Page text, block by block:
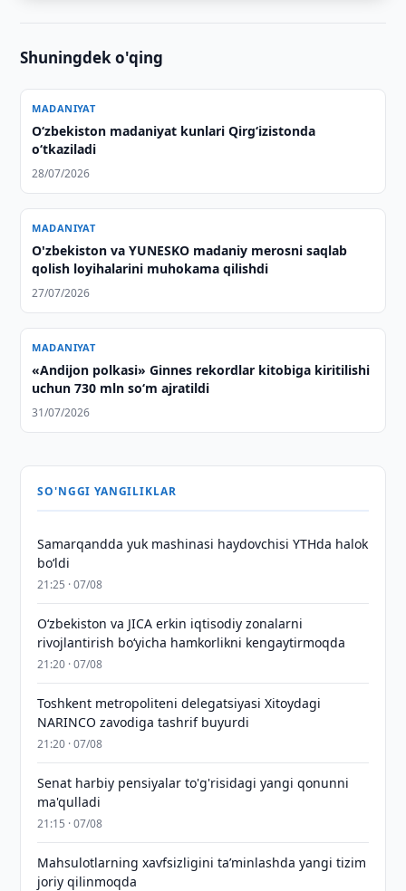
Shuningdek o'qing
MADANIYAT
O‘zbekiston madaniyat kunlari Qirg‘izistonda
o‘tkaziladi
28/07/2026
MADANIYAT
O'zbekiston va YUNESKO madaniy merosni saqlab
qolish loyihalarini muhokama qilishdi
27/07/2026
MADANIYAT
«Andijon polkasi» Ginnes rekordlar kitobiga kiritilishi
uchun 730 mln so‘m ajratildi
31/07/2026
SO'NGGI YANGILIKLAR
Samarqandda yuk mashinasi haydovchisi YTHda halok
bo‘ldi
21:25 · 07/08
Oʻzbekiston va JICA erkin iqtisodiy zonalarni
rivojlantirish boʻyicha hamkorlikni kengaytirmoqda
21:20 · 07/08
Toshkent metropoliteni delegatsiyasi Xitoydagi
NARINCO zavodiga tashrif buyurdi
21:20 · 07/08
Senat harbiy pensiyalar to'g'risidagi yangi qonunni
ma'qulladi
21:15 · 07/08
Mahsulotlarning xavfsizligini taʼminlashda yangi tizim
joriy qilinmoqda